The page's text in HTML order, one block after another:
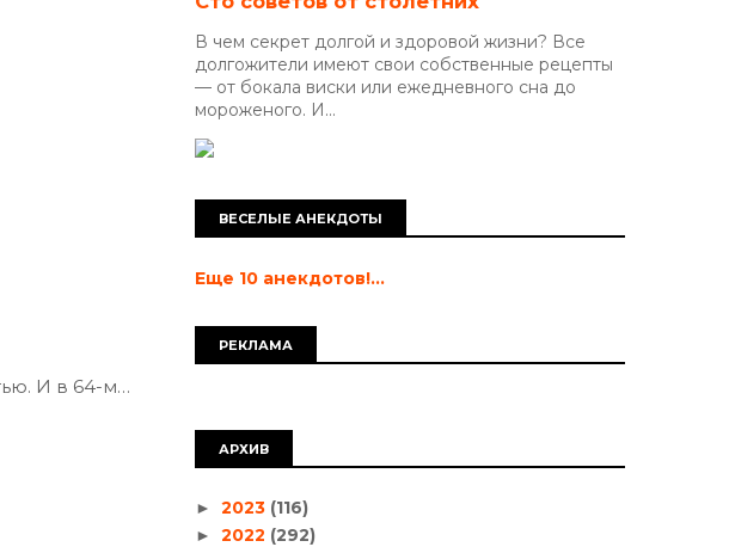
И в 64-м…
В чем секрет долгой и здоровой жизни? Все
долгожители имеют свои собственные рецепты
— от бокала виски или ежедневного сна до
мороженого. И...
ВЕСЕЛЫЕ АНЕКДОТЫ
Еще 10 анекдотов!...
РЕКЛАМА
АРХИВ
► 2023 (116)
► 2022 (292)